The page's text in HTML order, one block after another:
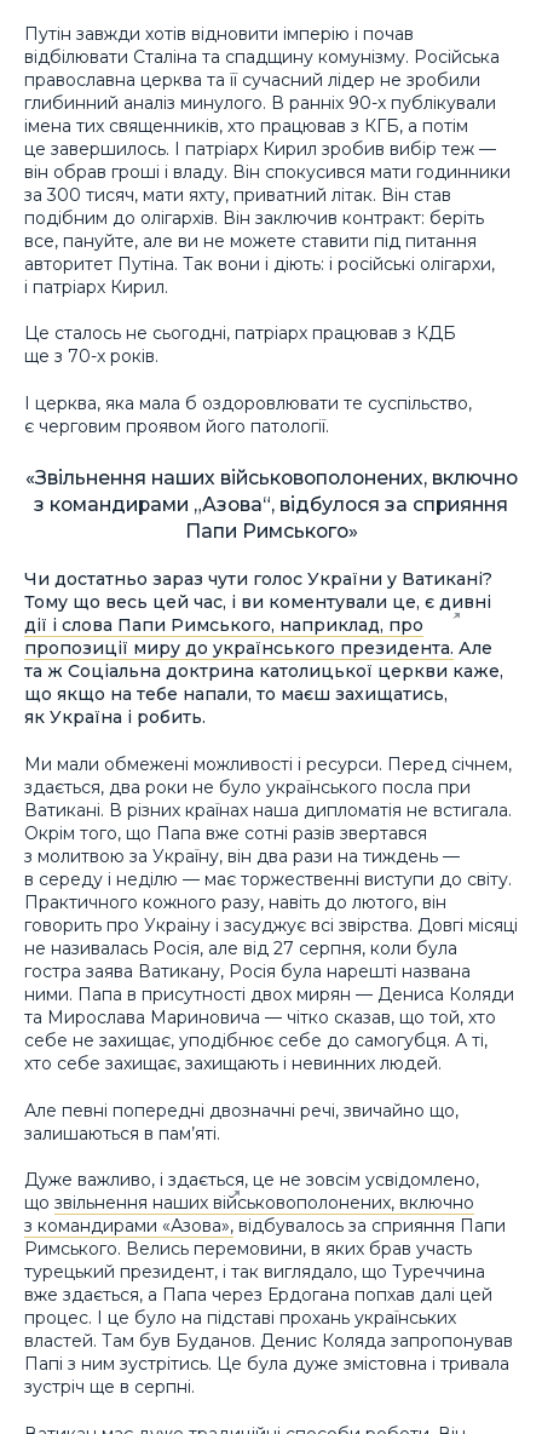
Путін завжди хотів відновити імперію і почав
відбілювати Сталіна та спадщину комунізму. Російська
православна церква та її сучасний лідер не зробили
глибинний аналіз минулого. В ранніх 90-х публікували
імена тих священників, хто працював з КГБ, а потім
це завершилось. І патріарх Кирил зробив вибір теж —
він обрав гроші і владу. Він спокусився мати годинники
за 300 тисяч, мати яхту, приватний літак. Він став
подібним до олігархів. Він заключив контракт: беріть
все, пануйте, але ви не можете ставити під питання
авторитет Путіна. Так вони і діють: і російські олігархи,
і патріарх Кирил.
Це сталось не сьогодні, патріарх працював з КДБ
ще з 70-х років.
І церква, яка мала б оздоровлювати те суспільство,
є черговим проявом його патології.
«Звільнення наших військовополонених, включно
з командирами „Азова“, відбулося за сприяння
Папи Римського»
Чи достатньо зараз чути голос України у Ватикані?
Тому що весь цей час, і ви коментували це, є дивні
дії і слова Папи Римського, наприклад, про
пропозиції миру до українського президента. Але
та ж Соціальна доктрина католицької церкви каже,
що якщо на тебе напали, то маєш захищатись,
як Україна і робить.
Ми мали обмежені можливості і ресурси. Перед січнем,
здається, два роки не було українського посла при
Ватикані. В різних країнах наша дипломатія не встигала.
Окрім того, що Папа вже сотні разів звертався
з молитвою за Україну, він два рази на тиждень —
в середу і неділю — має торжественні виступи до світу.
Практичного кожного разу, навіть до лютого, він
говорить про Украіну і засуджує всі звірства. Довгі місяці
не називалась Росія, але від 27 серпня, коли була
гостра заява Ватикану, Росія була нарешті названа
ними. Папа в присутності двох мирян — Дениса Коляди
та Мирослава Мариновича — чітко сказав, що той, хто
себе не захищає, уподібнює себе до самогубця. А ті,
хто себе захищає, захищають і невинних людей.
Але певні попередні двозначні речі, звичайно що,
залишаються в пам’яті.
Дуже важливо, і здається, це не зовсім усвідомлено,
що звільнення наших військовополонених, включно
з командирами «Азова», відбувалось за сприяння Папи
Римського. Велись перемовини, в яких брав участь
турецький президент, і так виглядало, що Туреччина
вже здається, а Папа через Ердогана попхав далі цей
процес. І це було на підставі прохань українських
властей. Там був Буданов. Денис Коляда запропонував
Папі з ним зустрітись. Це була дуже змістовна і тривала
зустріч ще в серпні.